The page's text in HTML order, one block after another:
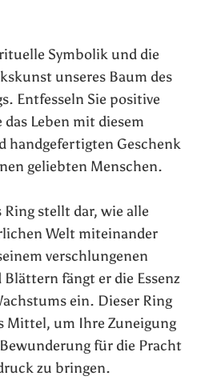
Symbolik und die
unseres Baum des
Entfesseln Sie positive
das Leben mit diesem
handgefertigten Geschenk
geliebten Menschen.
Ring stellt dar, wie alle
Welt miteinander
verschlungenen
fängt er die Essenz
ein. Dieser Ring
Mittel, um Ihre Zuneigung
für die Pracht
zu bringen.